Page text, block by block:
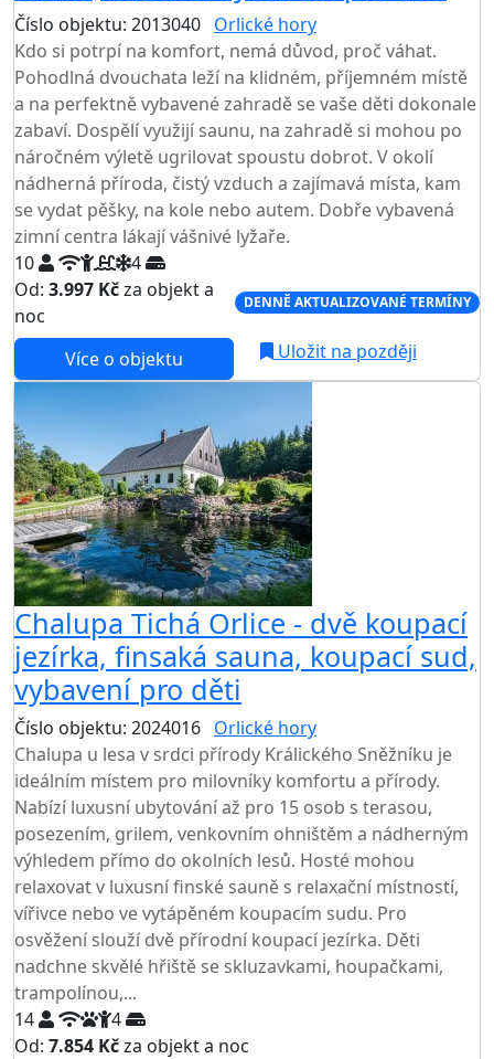
Číslo objektu: 2013040 Orlické hory
Kdo si potrpí na komfort, nemá důvod, proč váhat.
Pohodlná dvouchata leží na klidném, příjemném místě
a na perfektně vybavené zahradě se vaše děti dokonale
zabaví. Dospělí využijí saunu, na zahradě si mohou po
náročném výletě ugrilovat spoustu dobrot. V okolí
nádherná příroda, čistý vzduch a zajímavá místa, kam
se vydat pěšky, na kole nebo autem. Dobře vybavená
zimní centra lákají vášnivé lyžaře.
10
4
Od: 3.997 Kčza objekt a
noc
DENNĚ AKTUALIZOVANÉ TERMÍNY
Více o objektu Uložit na později
Chalupa Tichá Orlice - dvě koupací
jezírka, finsaká sauna, koupací sud,
vybavení pro děti
Číslo objektu: 2024016 Orlické hory
Chalupa u lesa v srdci přírody Králického Sněžníku je
ideálním místem pro milovníky komfortu a přírody.
Nabízí luxusní ubytování až pro 15 osob s terasou,
posezením, grilem, venkovním ohništěm a nádherným
výhledem přímo do okolních lesů. Hosté mohou
relaxovat v luxusní finské sauně s relaxační místností,
vířivce nebo ve vytápěném koupacím sudu. Pro
osvěžení slouží dvě přírodní koupací jezírka. Děti
nadchne skvělé hřiště se skluzavkami, houpačkami,
trampolínou,...
14
4
Od: 7.854 Kčza objekt a noc